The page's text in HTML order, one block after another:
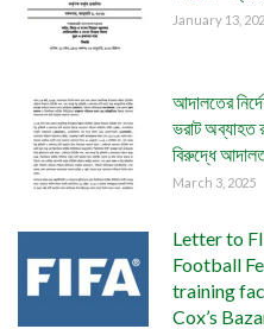
January 13,
আদালতের
ভরাট অব্যাহত
বিরুদ্ধে
March 3, 2025
Letter to
Football
training
Cox’s